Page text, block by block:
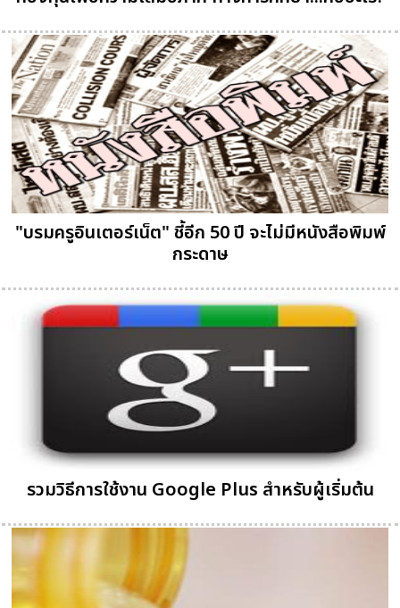
"บรมครูอินเตอร์เน็ต" ชี้อีก 50 ปี จะไม่มีหนังสือพิมพ์
กระดาษ
รวมวิธีการใช้งาน Google Plus สำหรับผู้เริ่มต้น